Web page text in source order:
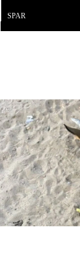
SPAR